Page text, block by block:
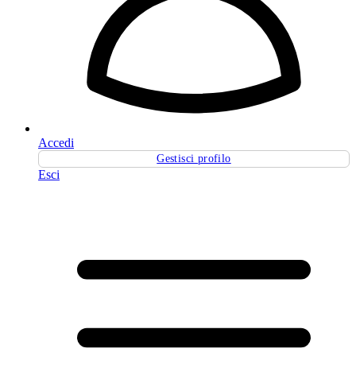
Accedi
Gestisci profilo
Esci